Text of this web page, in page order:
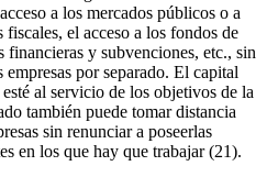
a los mercados públicos o a
el acceso a los fondos de
y subvenciones, etc., sin
por separado. El capital
al servicio de los objetivos de la
también puede tomar distancia
sin renunciar a poseerlas
en los que hay que trabajar (21).